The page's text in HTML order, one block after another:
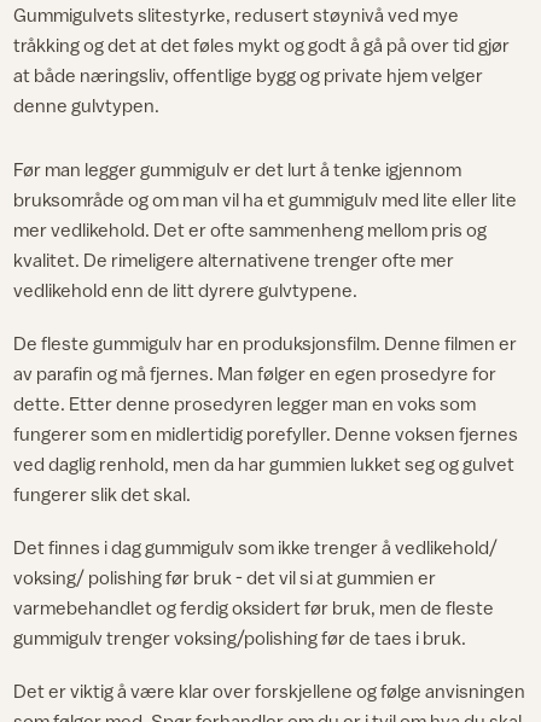
Gummigulvets slitestyrke, redusert støynivå ved mye
tråkking og det at det føles mykt og godt å gå på over tid gjør
at både næringsliv, offentlige bygg og private hjem velger
denne gulvtypen.
Før man legger gummigulv er det lurt å tenke igjennom
bruksområde og om man vil ha et gummigulv med lite eller lite
mer vedlikehold. Det er ofte sammenheng mellom pris og
kvalitet. De rimeligere alternativene trenger ofte mer
vedlikehold enn de litt dyrere gulvtypene.
De fleste gummigulv har en produksjonsfilm. Denne filmen er
av parafin og må fjernes. Man følger en egen prosedyre for
dette. Etter denne prosedyren legger man en voks som
fungerer som en midlertidig porefyller. Denne voksen fjernes
ved daglig renhold, men da har gummien lukket seg og gulvet
fungerer slik det skal.
Det finnes i dag gummigulv som ikke trenger å vedlikehold/
voksing/ polishing før bruk - det vil si at gummien er
varmebehandlet og ferdig oksidert før bruk, men de fleste
gummigulv trenger voksing/polishing før de taes i bruk.
Det er viktig å være klar over forskjellene og følge anvisningen